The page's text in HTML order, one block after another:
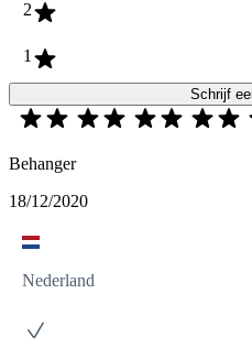
2
1
Schrijf
Behanger
18/12/2020
Nederland